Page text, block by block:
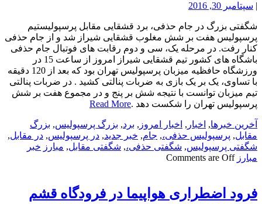
| سپتامبر 30, 2016
شگفتی بزرگ در جام حذفی، برد قشقایی مقابل پرسپولیستیم
پرسپولیس هفت بر شش مغلوب قشقایی شیراز شد و از جام حذفی
کنار رفت. در مرحله یک، سی و دوم رقابت های فوتبال جام حذفی
باشگاه های کشور تیم قشقایی شیراز امروز از ساعت 15 در
ورزشگاه حافظیه میزبان پرسپولیس تهران بود که بعد از 120 دقیقه
با تساوی، یک بر یک بازی به ضربات پنالتی کشید . در ضربات پنالتی
تیم میزبان توانست با نتیجه شش بر پنج و در مجموع هفت بر شش
پرسپولیس تهران را شکست دهد .Read More
آخرین خبرها, اخبار , اخبار امروز , برد, بزرگ پرسپولیس, بزرگ
مقابل, پرسپولیس حذفی،, جام, خبر جدید, در پرسپولیس, در مقابل,
شگفتی پرسپولیس, شگفتی حذفی،, شگفتی مقابل, مبارز خبر
مبارز Comments are Off
فرود اضطراری هواپیما در فرودگاه قشم